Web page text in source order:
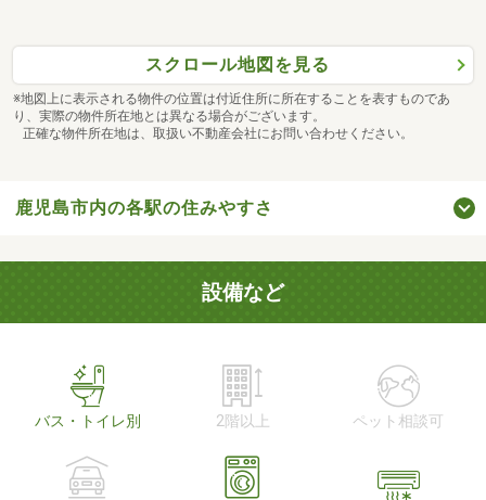
スクロール地図を見る
※地図上に表示される物件の位置は付近住所に所在することを表すものであ
り、実際の物件所在地とは異なる場合がございます。
正確な物件所在地は、取扱い不動産会社にお問い合わせください。
鹿児島市内の各駅の住みやすさ
設備など
バス・トイレ別 2階以上 ペット相談可